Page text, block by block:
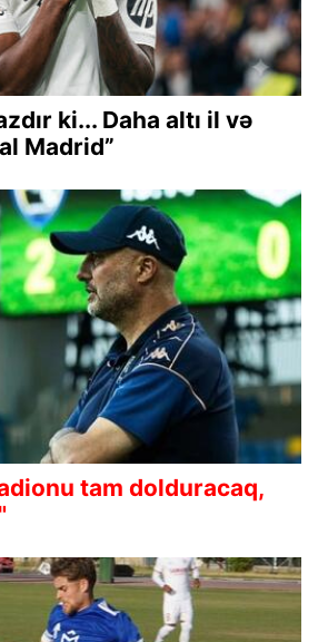
ki... Daha altı il və
Madrid”
tam dolduracaq,